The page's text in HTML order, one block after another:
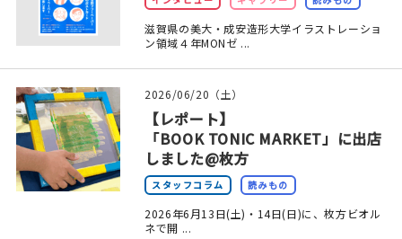
よくある質問
滋賀県の美大・成安造形大学イラストレーショ
ン領域４年MONゼ ...
2026/06/20（土）
【レポート】
「BOOK TONIC MARKET」に出店
しました@枚方
スタッフコラム 読みもの
2026年6月13日(土)・14日(日)に、枚方ビオル
ネで開 ...